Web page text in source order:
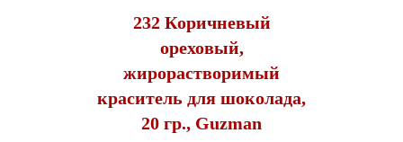
232 Коричневый
ореховый,
жирорастворимый
краситель для шоколада,
20 гр., Guzman